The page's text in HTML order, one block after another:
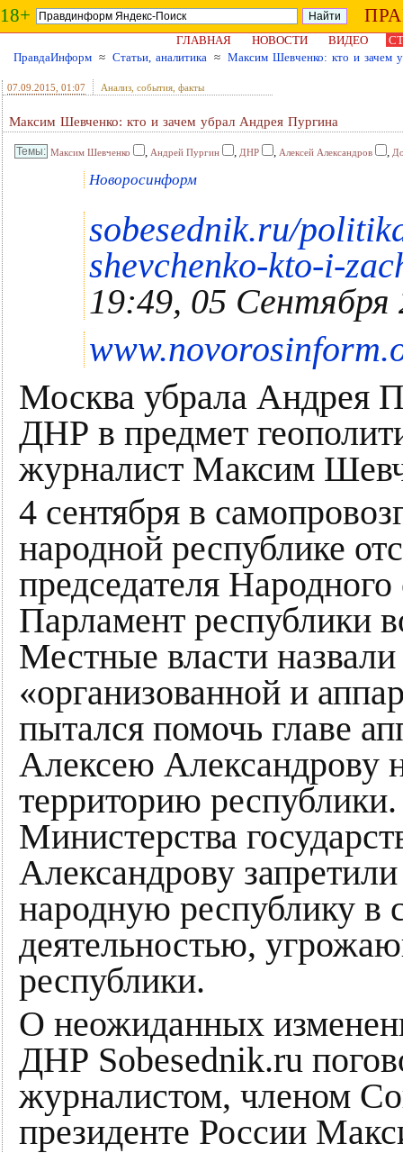
18+
ГЛАВНАЯ НОВОСТИ ВИДЕО
ПравдаИнформ ≈ Статьи, аналитика ≈ Максим Шевченко: кто и зачем
07.09.2015 , 01:07 Анализ, события, факты
Максим Шевченко: кто и зачем убрал Андрея Пургина
Максим Шевченко , Андрей Пургин , ДНР , Алексей Александров ,
Новоросинформ
sobesednik.ru/
shevchenko-kto-i-
19:49, 05 Сентября
Москва убрала Андрея
ДНР в предмет
журналист Максим
4 сентября в
народной республике
председателя
Парламент республики
Местные власти
«организованной и
пытался помочь главе
Алексею Александрову
территорию
Министерства
Александрову
народную республику в
деятельностью,
республики.
О неожиданных
ДНР Sobesednik.ru
журналистом, членом
президенте России